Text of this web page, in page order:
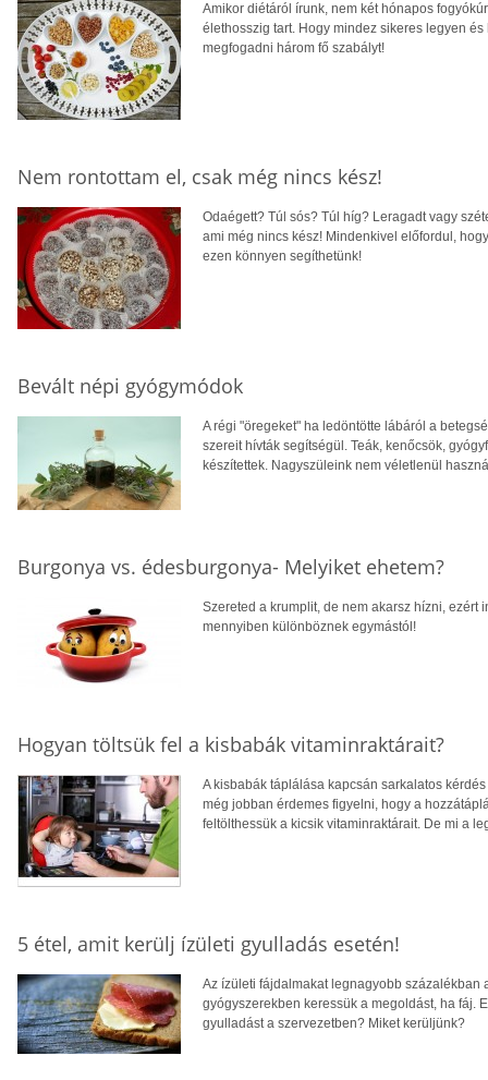
Amikor diétáról írunk, nem két hónapos
élethosszig tart. Hogy mindez sikeres legyen
megfogadni három fő szabályt!
Nem rontottam el, csak még nincs kész!
Odaégett? Túl sós? Túl híg? Leragadt vagy
ami még nincs kész! Mindenkivel előfordul,
ezen könnyen segíthetünk!
Bevált népi gyógymódok
A régi "öregeket" ha ledöntötte lábáról a
szereit hívták segítségül. Teák, kenőcsök,
készítettek. Nagyszüleink nem véletlenül
Burgonya vs. édesburgonya- Melyiket ehetem?
Szereted a krumplit, de nem akarsz hízni,
mennyiben különböznek egymástól!
Hogyan töltsük fel a kisbabák vitaminraktárait?
A kisbabák táplálása kapcsán sarkalatos
még jobban érdemes figyelni, hogy a
feltölthessük a kicsik vitaminraktárait. De mi a
5 étel, amit kerülj ízületi gyulladás esetén!
Az ízületi fájdalmakat legnagyobb százalékban
gyógyszerekben keressük a megoldást, ha fáj.
gyulladást a szervezetben? Miket kerüljünk?